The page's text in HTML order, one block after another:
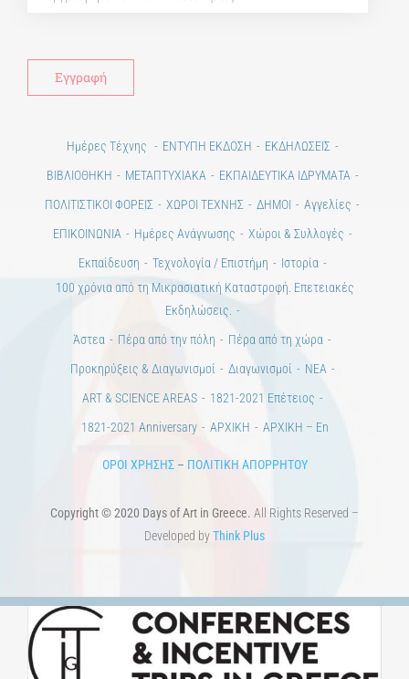
Ημέρες Τέχνης ΕΝΤΥΠΗ ΕΚΔΟΣΗ
ΕΚΔΗΛΩΣΕΙΣ
ΒΙΒΛΙΟΘΗΚΗ
ΜΕΤΑΠΤΥΧΙΑΚΑ
ΕΚΠΑΙΔΕΥΤΙΚΑ ΙΔΡΥΜΑΤΑ
ΠΟΛΙΤΙΣΤΙΚΟΙ ΦΟΡΕΙΣ
ΧΩΡΟΙ ΤΕΧΝΗΣ ΔΗΜΟΙ
Αγγελίες
ΕΠΙΚΟΙΝΩΝΙΑ
Ημέρες Ανάγνωσης
Χώροι & Συλλογές
Εκπαίδευση
Τεχνολογία / Επιστήμη
Ιστορία
100 χρόνια από τη Μικρασιατική Καταστροφή. Επετειακές
Εκδηλώσεις.
Άστεα
Πέρα από την πόλη
Πέρα από τη χώρα
Προκηρύξεις & Διαγωνισμοί
Διαγωνισμοί
ΝΕΑ
ART & SCIENCE AREAS
1821-2021 Επέτειος
1821-2021 Anniversary
ΑΡΧΙΚΗ ΑΡΧΙΚΗ – En
ΟΡΟΙ ΧΡΗΣΗΣ– ΠΟΛΙΤΙΚΗ ΑΠΟΡΡΗΤΟΥ
Copyright © 2020 Days of Art in Greece. All Rights Reserved –
Developed byThink Plus